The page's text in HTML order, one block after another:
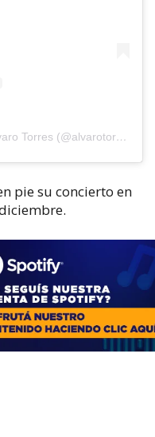
Una publicación compartida por Alvaro Torres (@alvarotorresoficial)
pie su concierto en